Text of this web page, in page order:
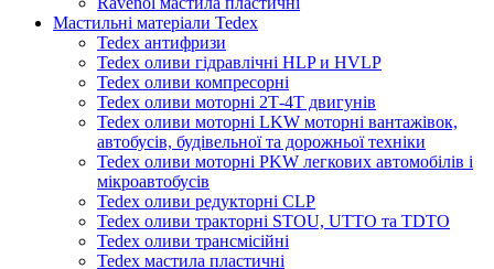
Мастильні матеріали Tedex
Tedex антифризи
Tedex оливи гідравлічні HLP и HVLP
Tedex оливи компресорні
Tedex оливи моторні 2Т-4Т двигунів
Tedex оливи моторні LKW моторні вантажівок,
автобусів, будівельної та дорожньої техніки
Tedex оливи моторні PKW легкових автомобілів і
мікроавтобусів
Tedex оливи редукторні CLP
Tedex оливи тракторні STOU, UTTO та TDTO
Tedex оливи трансмісійні
Tedex мастила пластичні